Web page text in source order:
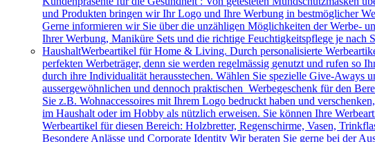
und Produkten bringen wir Ihr Logo und Ihre Werbung in bestmöglicher
Gerne informieren wir Sie über die unzähligen Möglichkeiten der Werbe-
Ihrer Werbung, Maniküre Sets und die richtige Feuchtigkeitspflege je
HaushaltWerbeartikel für Home & Living. Durch personalisierte
perfekten Werbeträger, denn sie werden regelmässig genutzt und rufen
durch ihre Individualität herausstechen. Wählen Sie spezielle Give-Aways
aussergewöhnlichen und dennoch praktischen Werbegeschenk für den
Sie z.B. Wohnaccessoires mit Ihrem Logo bedruckt haben und
im Haushalt oder im Hobby als nützlich erweisen. Sie können Ihre
Werbeartikel für diesen Bereich: Holzbretter, Regenschirme, Vasen,
Besondere Anlässe und Corporate Identity Wir beraten Sie gerne bei der